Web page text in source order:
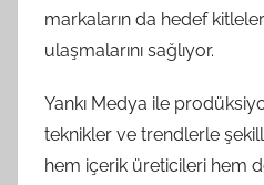
markaların da hedef
ulaşmalarını sağlıyor.
Yankı Medya ile
teknikler ve trendlerle
hem içerik üreticileri hem